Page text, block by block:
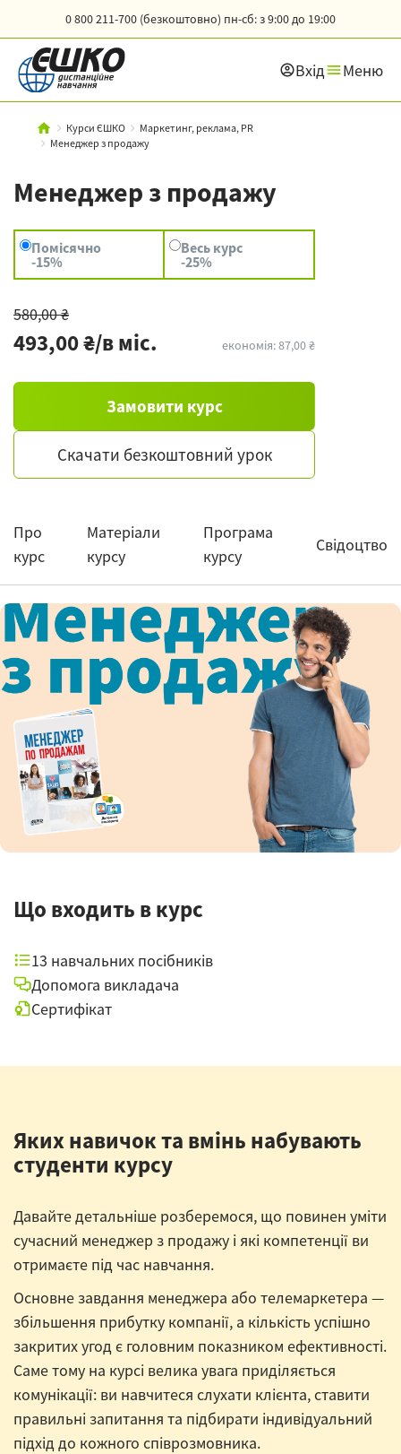
0 800 211-700 (безкоштовно) пн-сб: з 9:00 до 19:00
Вхід Меню
Курси ЄШКО
Маркетинг, реклама, PR
Менеджер з продажу
Менеджер з продажу
Помісячно
-15%
Весь курс
-25%
580,00 ₴
493,00 ₴/в міс. економія: 87,00 ₴
Замовити курс
Скачати безкоштовний урок
Про
курс
Матеріали
курсу
Програма
курсу
Свідоцтво
Що входить в курс
13 навчальних посібників
Допомога викладача
Сертифікат
Яких навичок та вмінь набувають
студенти курсу
Давайте детальніше розберемося, що повинен уміти
сучасний менеджер з продажу і які компетенції ви
отримаєте під час навчання.
Основне завдання менеджера або телемаркетера —
збільшення прибутку компанії, а кількість успішно
закритих угод є головним показником ефективності.
Саме тому на курсі велика увага приділяється
комунікації: ви навчитеся слухати клієнта, ставити
правильні запитання та підбирати індивідуальний
підхід до кожного співрозмовника.